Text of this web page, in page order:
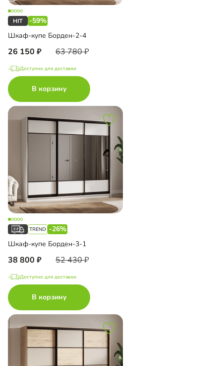
-59%
Шкаф-купе Борден-2-4
26 150 63 780
Доступно для доставки
В корзину
-26%
Шкаф-купе Борден-3-1
38 800 52 430
Доступно для доставки
В корзину